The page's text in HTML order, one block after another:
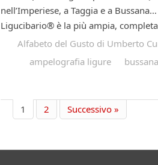
nell’Imperiese, a Taggia e a
Ligucibario® è la più ampia,
Alfabeto del Gusto di Umberto
ampelografia ligure
bussana
1 2 Successivo »